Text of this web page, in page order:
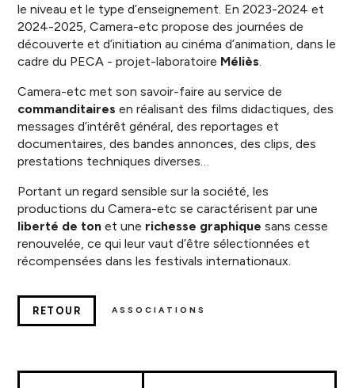
le niveau et le type d’enseignement. En 2023-2024 et
2024-2025, Camera-etc propose des journées de
découverte et d’initiation au cinéma d’animation, dans le
cadre du PECA - projet-laboratoire Méliès.
Camera-etc met son savoir-faire au service de
commanditairesen réalisant des films didactiques, des
messages d’intérêt général, des reportages et
documentaires, des bandes annonces, des clips, des
prestations techniques diverses…
Portant un regard sensible sur la société, les
productions du Camera-etc se caractérisent par une
liberté de tonet une richesse graphiquesans cesse
renouvelée, ce qui leur vaut d’être sélectionnées et
récompensées dans les festivals internationaux.
RETOUR ASSOCIATIONS